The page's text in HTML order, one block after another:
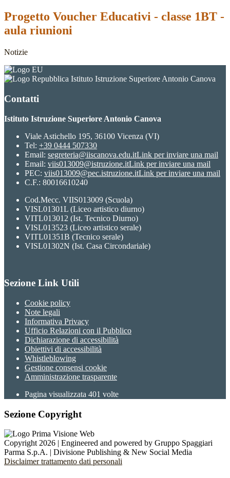
Progetto Voucher Educativi - classe 1BT -
aula riunioni
Notizie
Istituto Istruzione Superiore Antonio Canova
Contatti
Istituto Istruzione Superiore Antonio Canova
Viale Astichello 195, 36100 Vicenza (VI)
Tel: +39 0444 507330
Email: segreteria@iiscanova.edu.itLink per inviare una mail
Email: viis013009@istruzione.itLink per inviare una mail
PEC: viis013009@pec.istruzione.itLink per inviare una mail
C.F.: 80016610240
Cod.Mecc. VIIS013009 (Scuola)
VISL01301L (Liceo artistico diurno)
VITL013012 (Ist. Tecnico Diurno)
VISL013523 (Liceo artistico serale)
VITL01351B (Tecnico serale)
VISL01302N (Ist. Casa Circondariale)
Sezione Link Utili
Cookie policy
Note legali
Informativa Privacy
Ufficio Relazioni con il Pubblico
Dichiarazione di accessibilità
Obiettivi di accessibilità
Whistleblowing
Gestione consensi cookie
Amministrazione trasparente
Pagina visualizzata 401 volte
Sezione Copyright
Copyright 2026 | Engineered and powered by Gruppo Spaggiari
Parma S.p.A. | Divisione Publishing & New Social Media
Disclaimer trattamento dati personali